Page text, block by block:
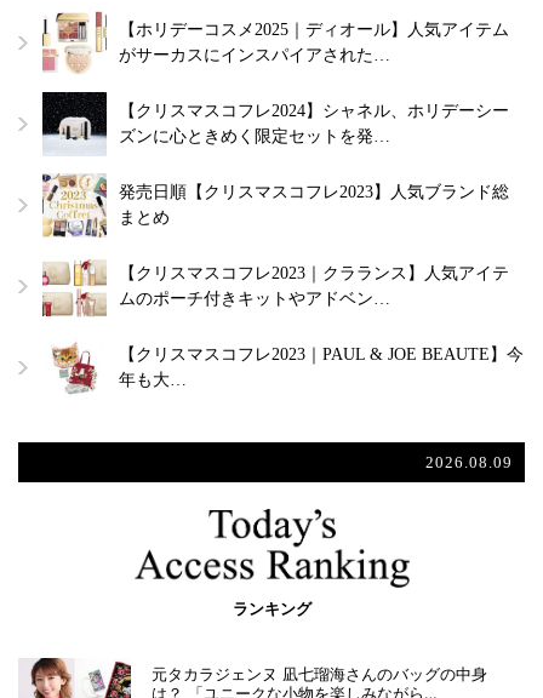
【ホリデーコスメ2025｜ディオール】人気アイテム
がサーカスにインスパイアされた…
【クリスマスコフレ2024】シャネル、ホリデーシー
ズンに心ときめく限定セットを発…
発売日順【クリスマスコフレ2023】人気ブランド総
まとめ
【クリスマスコフレ2023｜クラランス】人気アイテ
ムのポーチ付きキットやアドベン…
【クリスマスコフレ2023｜PAUL & JOE BEAUTE】今
年も大…
2026.08.09
ランキング
元タカラジェンヌ 凪七瑠海さんのバッグの中身
は？ 「ユニークな小物を楽しみながら…